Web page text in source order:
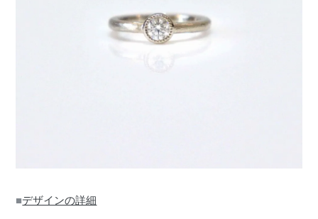
■デザインの詳細